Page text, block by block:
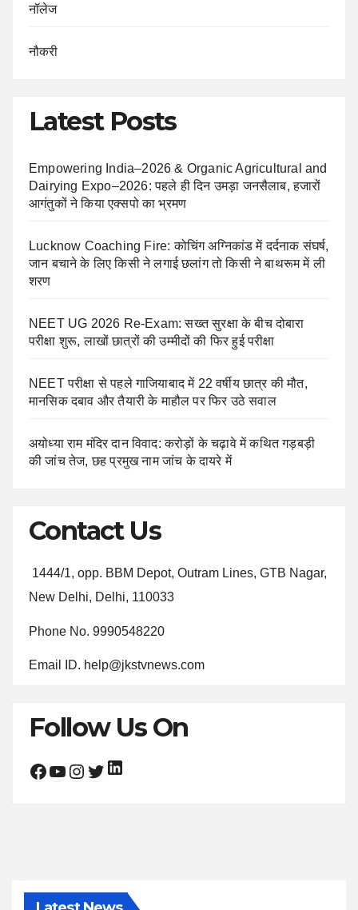
नॉलेज
नौकरी
Latest Posts
Empowering India–2026 & Organic Agricultural and
Dairying Expo–2026: पहले ही दिन उमड़ा जनसैलाब, हजारों
आगंतुकों ने किया एक्सपो का भ्रमण
Lucknow Coaching Fire: कोचिंग अग्निकांड में दर्दनाक संघर्ष,
जान बचाने के लिए किसी ने लगाई छलांग तो किसी ने बाथरूम में ली
शरण
NEET UG 2026 Re-Exam: सख्त सुरक्षा के बीच दोबारा
परीक्षा शुरू, लाखों छात्रों की उम्मीदों की फिर हुई परीक्षा
NEET परीक्षा से पहले गाजियाबाद में 22 वर्षीय छात्र की मौत,
मानसिक दबाव और तैयारी के माहौल पर फिर उठे सवाल
अयोध्या राम मंदिर दान विवाद: करोड़ों के चढ़ावे में कथित गड़बड़ी
की जांच तेज, छह प्रमुख नाम जांच के दायरे में
Contact Us
1444/1, opp. BBM Depot, Outram Lines, GTB Nagar,
New Delhi, Delhi, 110033
Phone No. 9990548220
Email ID. help@jkstvnews.com
Follow Us On
Facebook YouTube Instagram Twitter LinkedIn